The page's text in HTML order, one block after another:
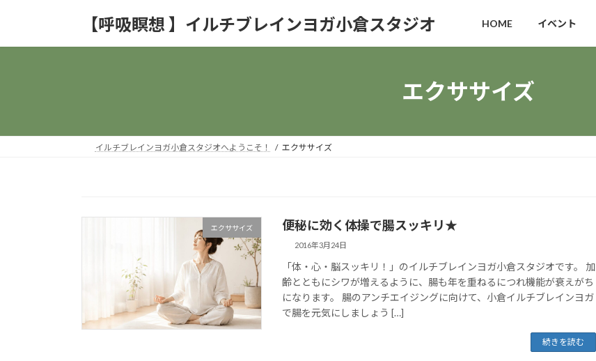
【呼吸瞑想 】イルチブレインヨガ小倉スタジオ HOME イベント
エクササイズ
イルチブレインヨガ小倉スタジオへようこそ！ エクササイズ
エクササイズ 便秘に効く体操で腸スッキリ★
2016年3月24日
「体・心・脳スッキリ！」のイルチブレインヨガ小倉スタジオです。 加
齢とともにシワが増えるように、腸も年を重ねるにつれ機能が衰えがち
になります。 腸のアンチエイジングに向けて、小倉イルチブレインヨガ
で腸を元気にしましょう […]
続きを読む